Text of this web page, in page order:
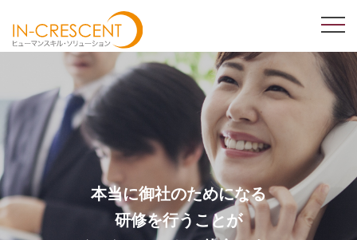
本当に御社のためになる
研修を行うことが